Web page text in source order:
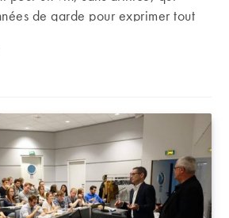
de garde pour exprimer tout
Vignes. Plein feu sur ce
Domaine Chignard : une valeur-sûre de Fleurie